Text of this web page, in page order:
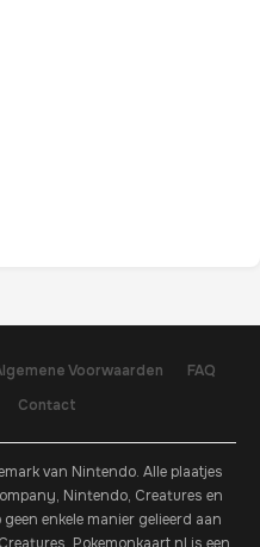
Voorwaarden
FAQ
Contact
van Nintendo. Alle plaatjes
Nintendo, Creatures en
enkele manier gelieerd aan